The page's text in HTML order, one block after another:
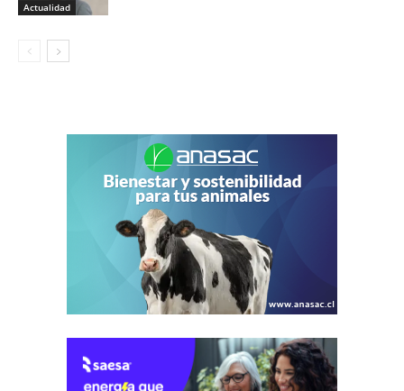
Actualidad